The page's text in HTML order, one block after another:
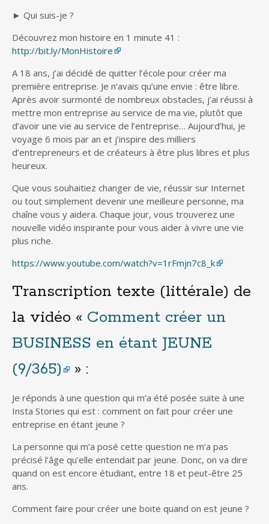
► Qui suis-je ?
Découvrez mon histoire en 1 minute 41 :
http://bit.ly/MonHistoire
A 18 ans, j’ai décidé de quitter l’école pour créer ma
première entreprise. Je n’avais qu’une envie : être libre.
Après avoir surmonté de nombreux obstacles, j’ai réussi à
mettre mon entreprise au service de ma vie, plutôt que
d’avoir une vie au service de l’entreprise… Aujourd’hui, je
voyage 6 mois par an et j’inspire des milliers
d’entrepreneurs et de créateurs à être plus libres et plus
heureux.
Que vous souhaitiez changer de vie, réussir sur Internet
ou tout simplement devenir une meilleure personne, ma
chaîne vous y aidera. Chaque jour, vous trouverez une
nouvelle vidéo inspirante pour vous aider à vivre une vie
plus riche.
https://www.youtube.com/watch?v=1rFmjn7c8_k
Transcription texte (littérale) de
la vidéo « Comment créer un
BUSINESS en étant JEUNE
(9/365)
» :
Je réponds à une question qui m’a été posée suite à une
Insta Stories qui est : comment on fait pour créer une
entreprise en étant jeune ?
La personne qui m’a posé cette question ne m’a pas
précisé l’âge qu’elle entendait par jeune. Donc, on va dire
quand on est encore étudiant, entre 18 et peut-être 25
ans.
Comment faire pour créer une boite quand on est jeune ?